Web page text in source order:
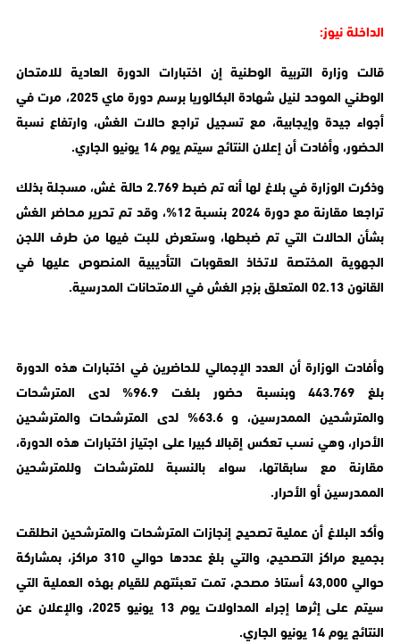
الداخلة نيوز:
قالت وزارة التربية الوطنية إن اختبارات الدورة العادية للامتحان
الوطني الموحد لنيل شهادة البكالوريا برسم دورة ماي 2025، مرت في
أجواء جيدة وإيجابية، مع تسجيل تراجع حالات الغش، وارتفاع نسبة
الحضور، وأفادت أن إعلان النتائج سيتم يوم 14 يونيو الجاري.
وذكرت الوزارة في بلاغ لها أنه تم ضبط 2.769 حالة غش، مسجلة بذلك
تراجعا مقارنة مع دورة 2024 بنسبة 12%، وقد تم تحرير محاضر الغش
بشأن الحالات التي تم ضبطها، وستعرض للبت فيها من طرف اللجن
الجهوية المختصة لاتخاذ العقوبات التأديبية المنصوص عليها في
القانون 02.13 المتعلق بزجر الغش في الامتحانات المدرسية.
وأفادت الوزارة أن العدد الإجمالي للحاضرين في اختبارات هذه الدورة
بلغ 443.769 وبنسبة حضور بلغت 96.9% لدى المترشحات
والمترشحين الممدرسين، و 63.6% لدى المترشحات والمترشحين
الأحرار، وهي نسب تعكس إقبالا كبيرا على اجتياز اختبارات هذه الدورة،
مقارنة مع سابقاتها، سواء بالنسبة للمترشحات وللمترشحين
الممدرسين أو الأحرار.
وأكد البلاغ أن عملية تصحيح إنجازات المترشحات والمترشحين انطلقت
بجميع مراكز التصحيح، والتي بلغ عددها حوالي 310 مراكز، بمشاركة
حوالي 43,000 أستاذ مصحح، تمت تعبئتهم للقيام بهذه العملية التي
سيتم على إثرها إجراء المداولات يوم 13 يونيو 2025، والإعلان عن
النتائج يوم 14 يونيو الجاري.